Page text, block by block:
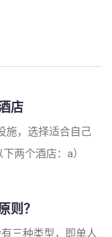
店
施，选择适合自己
两个酒店：a）
则？
三种类型，即单人